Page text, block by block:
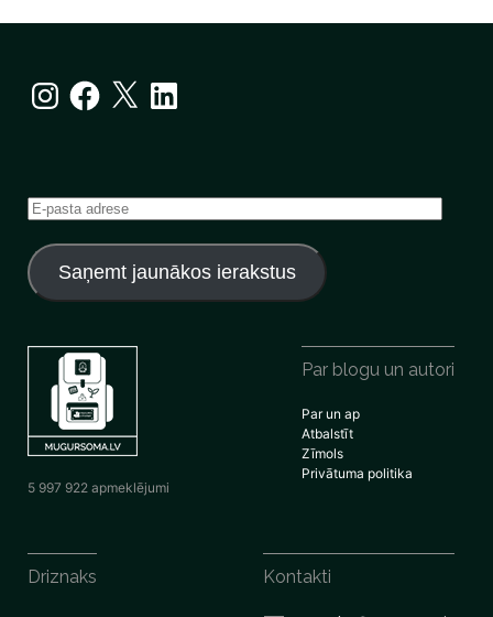
InstagramFacebook
X LinkedIn
E-
adrese
Saņemt jaunākos ierakstus
5 997 922 apmeklējumi
Par blogu un autori
Par un ap
Atbalstīt
Zīmols
Privātuma politika
Driznaks Kontakti